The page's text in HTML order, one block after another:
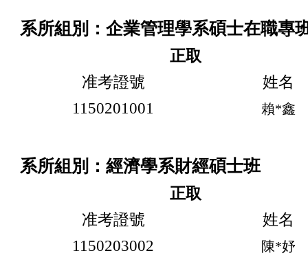
系所組別：企業管理學系碩士在職專
正取
准考證號
姓名
1150201001
賴*鑫
系所組別：經濟學系財經碩士班
正取
准考證號
姓名
1150203002
陳*妤